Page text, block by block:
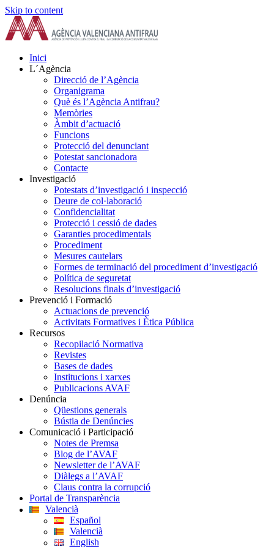
Skip to content
Inici
L´Agència
Direcció de l’Agència
Organigrama
Què és l’Agència Antifrau?
Memòries
Àmbit d’actuació
Funcions
Protecció del denunciant
Potestat sancionadora
Contacte
Investigació
Potestats d’investigació i inspecció
Deure de col·laboració
Confidencialitat
Protecció i cessió de dades
Garanties procedimentals
Procediment
Mesures cautelars
Formes de terminació del procediment d’investigació
Política de seguretat
Resolucions finals d’investigació
Prevenció i Formació
Actuacions de prevenció
Activitats Formatives i Ètica Pública
Recursos
Recopilació Normativa
Revistes
Bases de dades
Institucions i xarxes
Publicacions AVAF
Denúncia
Qüestions generals
Bústia de Denúncies
Comunicació i Participació
Notes de Premsa
Blog de l’AVAF
Newsletter de l’AVAF
Diàlegs a l’AVAF
Claus contra la corrupció
Portal de Transparència
Valencià
Español
Valencià
English